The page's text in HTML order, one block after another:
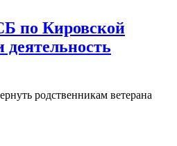
по Кировской
деятельность
родственникам ветерана